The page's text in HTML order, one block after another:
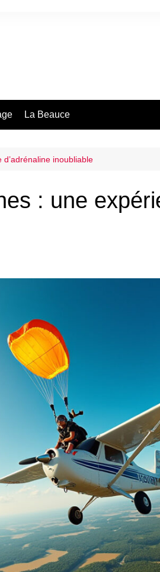
La Beauce
inoubliable
: une